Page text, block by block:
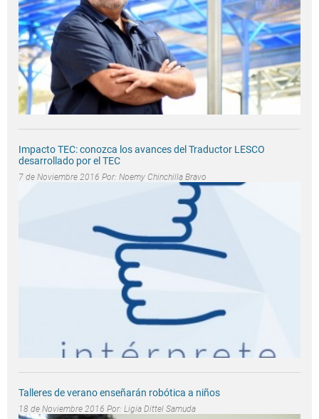
Impacto TEC: conozca los avances del Traductor LESCO
desarrollado por el TEC
7 de Noviembre 2016 Por: Noemy Chinchilla Bravo
Talleres de verano enseñarán robótica a niños
18 de Noviembre 2016 Por: Ligia Dittel Samuda